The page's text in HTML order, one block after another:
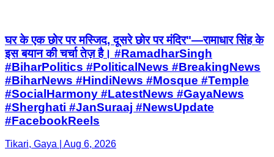
घर के एक छोर पर मस्जिद, दूसरे छोर पर मंदिर"—रामाधार सिंह के
इस बयान की चर्चा तेज़ है। #RamadharSingh
#BiharPolitics #PoliticalNews #BreakingNews
#BiharNews #HindiNews #Mosque #Temple
#SocialHarmony #LatestNews #GayaNews
#Sherghati #JanSuraaj #NewsUpdate
#FacebookReels
Tikari, Gaya | Aug 6, 2026